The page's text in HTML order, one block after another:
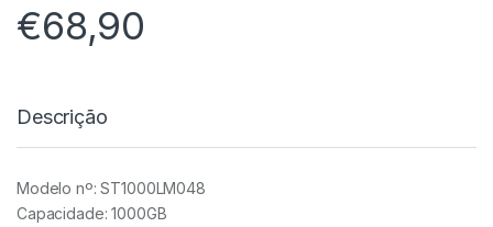
€68,90
Descrição
Modelo nº: ST1000LM048
Capacidade: 1000GB